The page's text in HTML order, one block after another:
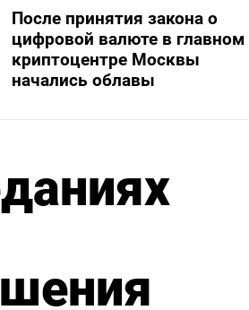
После принятия закона о
цифровой валюте в главном
криптоцентре Москвы
начались облавы